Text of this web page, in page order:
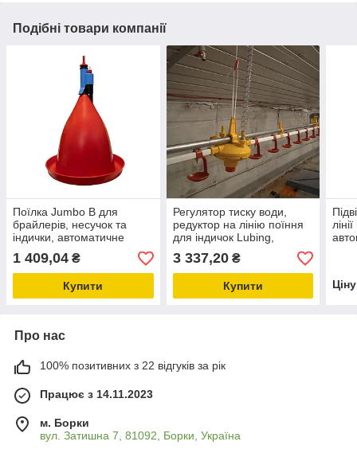
Подібні товари компанії
Поїлка Jumbo B для
брайлерів, несучок та
індички, автоматичне
поїння для птахів
1 409,04 ₴
Купити
Регулятор тиску води,
редуктор на лінію поїння
для індичок Lubing,
автоматичне поїння для
птиці
3 337,20₴
Купити
Про нас
100% позитивних з 22 відгуків за рік
Працює з 14.11.2023
м. Борки
вул. Затишна 7, 81092, Борки, Україна